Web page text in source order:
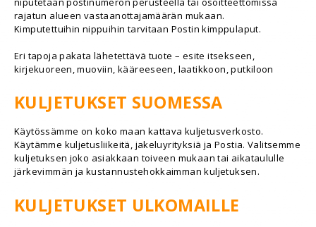
rajatun alueen vastaanottajamäärän mukaan.
Kimputettuihin nippuihin tarvitaan Postin kimppulaput.
Eri tapoja pakata lähetettävä tuote – esite itsekseen,
kirjekuoreen, muoviin, kääreeseen, laatikkoon, putkiloon
KULJETUKSET SUOMESSA
Käytössämme on koko maan kattava kuljetusverkosto.
Käytämme kuljetusliikeitä, jakeluyrityksiä ja Postia. Valitsemme
kuljetuksen joko asiakkaan toiveen mukaan tai aikataululle
järkevimmän ja kustannustehokkaimman kuljetuksen.
KULJETUKSET ULKOMAILLE